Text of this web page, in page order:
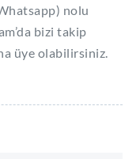
nolu
bizi takip
üye olabilirsiniz.